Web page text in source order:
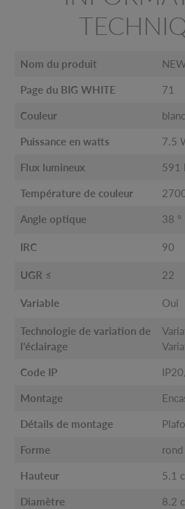
Nom du produit
Page du BIG WHITE 71
Couleur blanc
Puissance en watts 7.5
Flux lumineux 591
Température de couleur
Angle optique 38 °
IRC 90
UGR ≤ 22
Variable Oui
Technologie de variation de
l’éclairage
Code IP
Montage
Détails de montage
Forme rond
Hauteur 5.1
Diamètre 8.2